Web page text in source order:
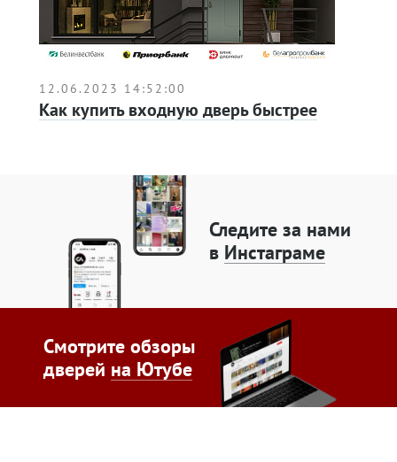
12.06.2023 14:52:00
Как купить входную дверь быстрее
Следите за нами
в Инстаграме
Смотрите обзоры
дверей на Ютубе